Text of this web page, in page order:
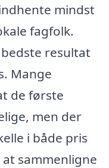
mindst
fagfolk.
resultat
Mange
de første
men der
i både pris
sammenligne